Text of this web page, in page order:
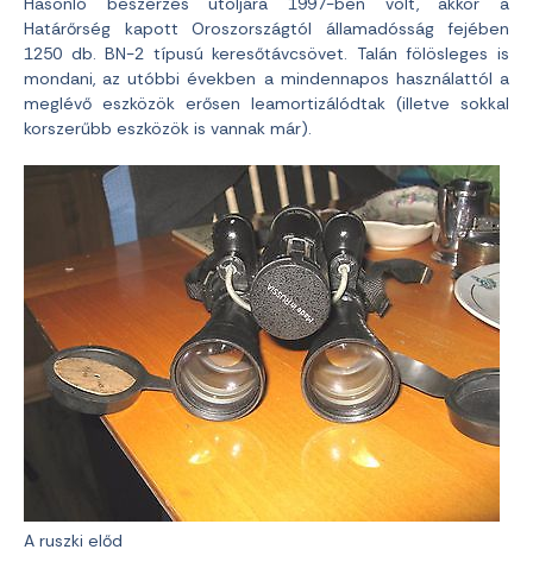
Határőrség kapott Oroszországtól államadósság fejében
1250 db. BN-2 típusú keresőtávcsövet. Talán fölösleges is
mondani, az utóbbi években a mindennapos használattól a
meglévő eszközök erősen leamortizálódtak (illetve sokkal
korszerűbb eszközök is vannak már).
A ruszki előd